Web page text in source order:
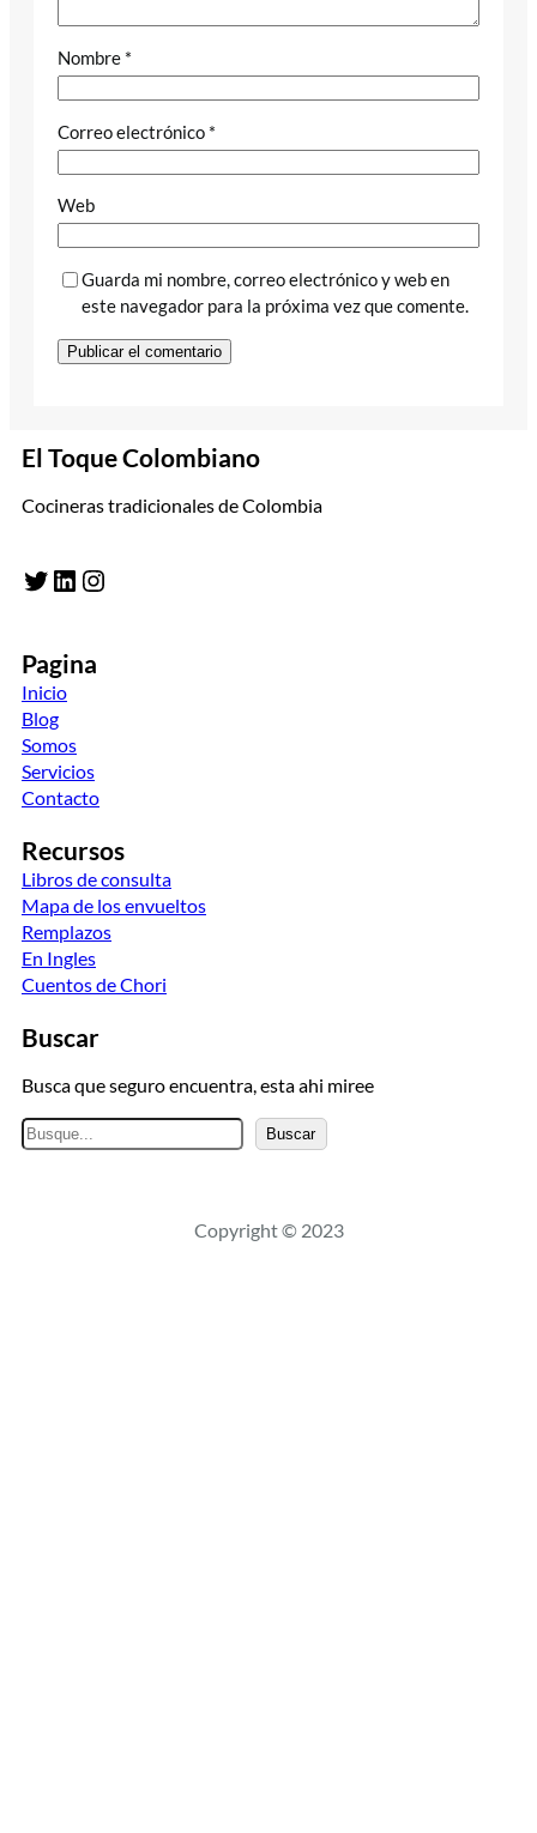
Nombre *
Correo electrónico *
Web
Guarda mi nombre, correo electrónico y web en
este navegador para la próxima vez que comente.
El Toque Colombiano
Cocineras tradicionales de Colombia
Twitter LinkedIn Instagram
Pagina
Inicio
Blog
Somos
Servicios
Contacto
Recursos
Libros de consulta
Mapa de los envueltos
Remplazos
En Ingles
Cuentos de Chori
Buscar
Busca que seguro encuentra, esta ahi miree
B
u
a
Buscar
Copyright © 2023